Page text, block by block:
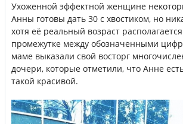
Ухоженной эффектной женщине
Анны готовы дать 30 с хвостиком, но
хотя её реальный возраст
промежутке между обозначенными
маме выказали свой восторг
дочери, которые отметили, что Анне
такой красивой.